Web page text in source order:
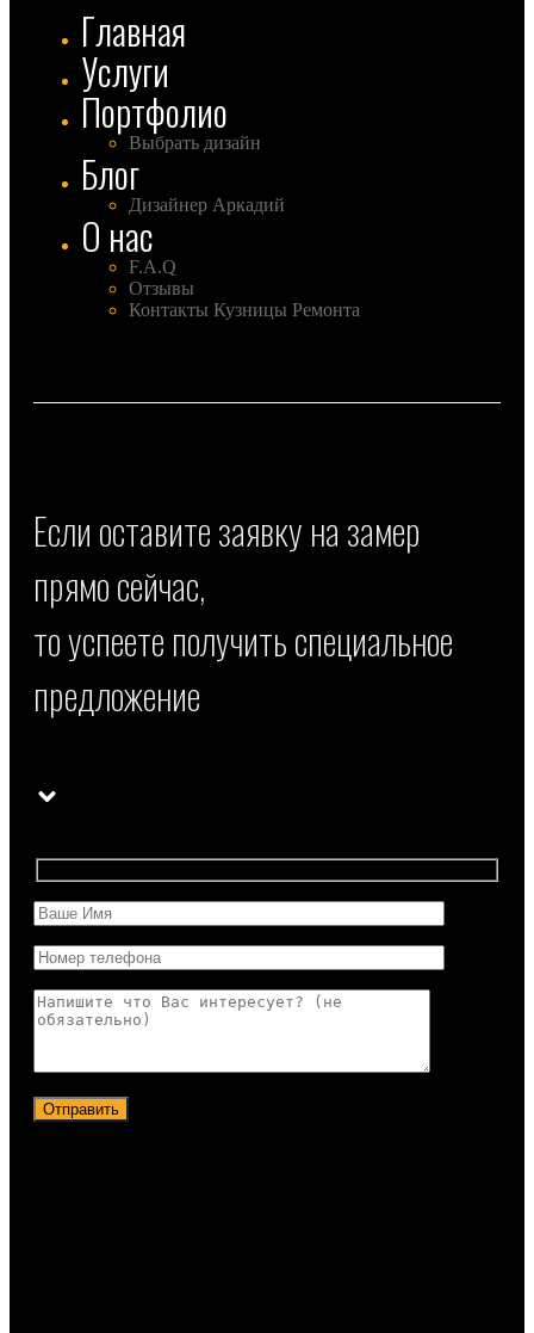
Главная
Услуги
Портфолио
Выбрать дизайн
Блог
Дизайнер Аркадий
О нас
F.A.Q
Отзывы
Контакты Кузницы Ремонта
Если оставите заявку на замер
прямо сейчас,
то успеете получить специальное
предложение
Отправить